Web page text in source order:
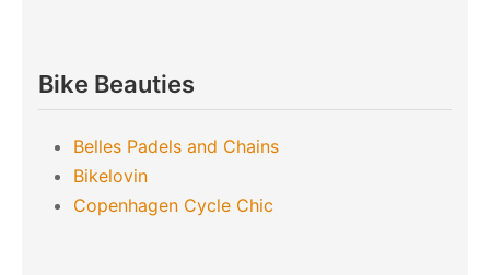
Bike Beauties
Belles Padels and Chains
Bikelovin
Copenhagen Cycle Chic